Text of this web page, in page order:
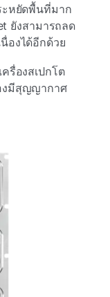
ะหยัดพื้นที่มาก
ยังสามารถลด
องได้อีกด้วย​
รื่องสเปกโต
งมีสุญญากาศ